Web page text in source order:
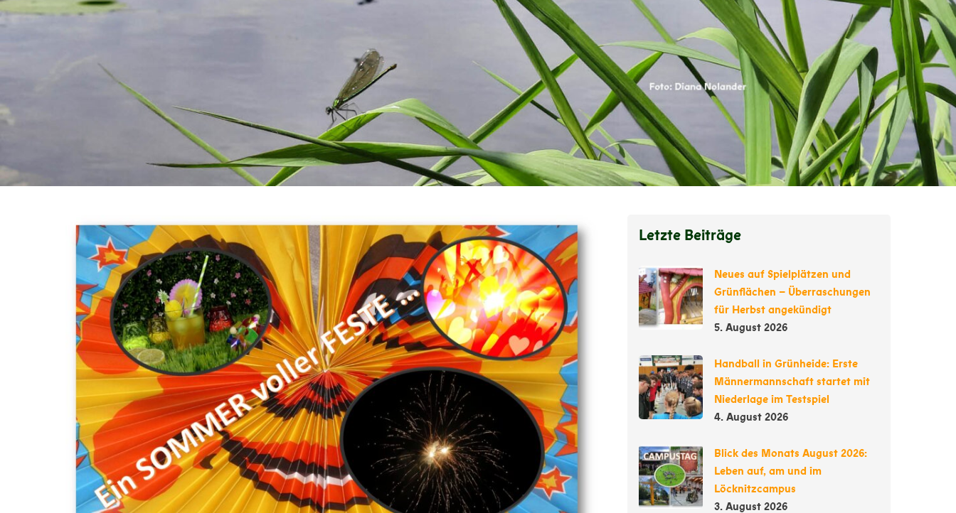
Letzte Beiträge
Neues auf Spielplätzen und
Grünflächen – Überraschungen
für Herbst angekündigt
5. August 2026
Handball in Grünheide: Erste
Männermannschaft startet mit
Niederlage im Testspiel
4. August 2026
Blick des Monats August 2026:
Leben auf, am und im
Löcknitzcampus
3. August 2026